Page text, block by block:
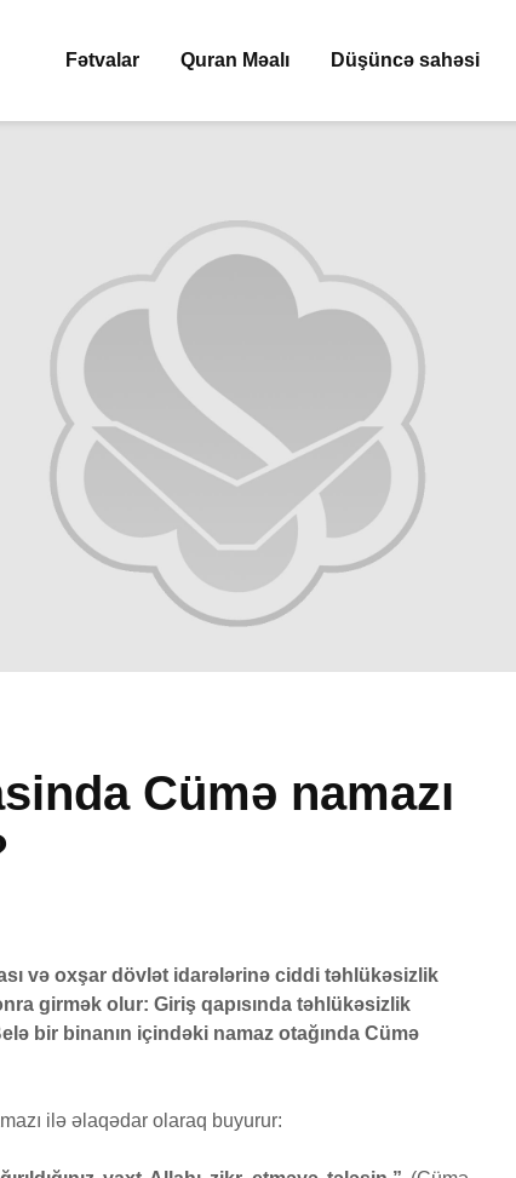
Fətvalar Quran Məalı Düşüncə sahəsi
Cümə namazı
və oxşar dövlət idarələrinə ciddi təhlükəsizlik
girmək olur: Giriş qapısında təhlükəsizlik
bir binanın içindəki namaz otağında Cümə
ilə əlaqədar olaraq buyurur:
oxumağı və yazmağı
bacarırdı, yoxsa,
yox?
Səcdə surəsi